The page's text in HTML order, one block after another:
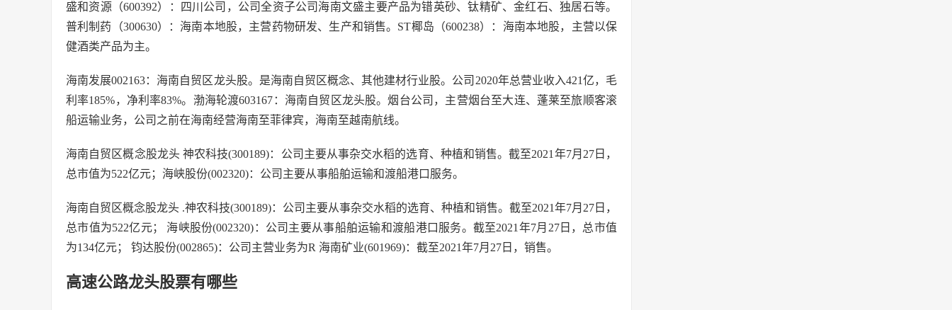
盛和资源（600392）：四川公司，公司全资子公司海南文盛主要产品为错英砂、钛精矿、金红石、独居石等。
普利制药（300630）：海南本地股，主营药物研发、生产和销售。ST椰岛（600238）：海南本地股，主营以保
健酒类产品为主。
海南发展002163：海南自贸区龙头股。是海南自贸区概念、其他建材行业股。公司2020年总营业收入421亿，毛
利率185%，净利率83%。渤海轮渡603167：海南自贸区龙头股。烟台公司，主营烟台至大连、蓬莱至旅顺客滚
船运输业务，公司之前在海南经营海南至菲律宾，海南至越南航线。
海南自贸区概念股龙头 神农科技(300189)：公司主要从事杂交水稻的选育、种植和销售。截至2021年7月27日，
总市值为522亿元；海峡股份(002320)：公司主要从事船舶运输和渡船港口服务。
海南自贸区概念股龙头 .神农科技(300189)：公司主要从事杂交水稻的选育、种植和销售。截至2021年7月27日，
总市值为522亿元； 海峡股份(002320)：公司主要从事船舶运输和渡船港口服务。截至2021年7月27日，总市值
为134亿元； 钧达股份(002865)：公司主营业务为R 海南矿业(601969)：截至2021年7月27日，销售。
高速公路龙头股票有哪些